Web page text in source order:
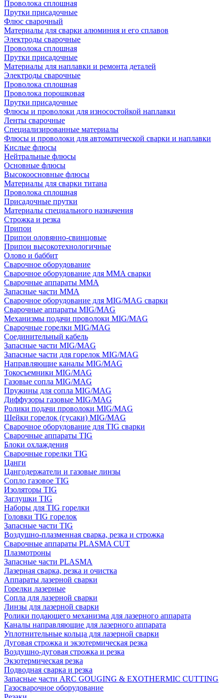
Проволока сплошная
Прутки присадочные
Флюс сварочный
Материалы для сварки алюминия и его сплавов
Электроды сварочные
Проволока сплошная
Прутки присадочные
Материалы для наплавки и ремонта деталей
Электроды сварочные
Проволока сплошная
Проволока порошковая
Прутки присадочные
Флюсы и проволоки для износостойкой наплавки
Ленты сварочные
Специализированные материалы
Флюсы и проволоки для автоматической сварки и наплавки
Кислые флюсы
Нейтральные флюсы
Основные флюсы
Высокоосновные флюсы
Материалы для сварки титана
Проволока сплошная
Присадочные прутки
Материалы специального назначения
Строжка и резка
Припои
Припои оловянно-свинцовые
Припои высокотехнологичные
Олово и баббит
Сварочное оборудование
Сварочное оборудование для MMA сварки
Сварочные аппараты MMA
Запасные части MMA
Сварочное оборудование для MIG/MAG сварки
Сварочные аппараты MIG/MAG
Механизмы подачи проволоки MIG/MAG
Сварочные горелки MIG/MAG
Соединительный кабель
Запасные части MIG/MAG
Запасные части для горелок MIG/MAG
Направляющие каналы MIG/MAG
Токосъемники MIG/MAG
Газовые сопла MIG/MAG
Пружины для сопла MIG/MAG
Диффузоры газовые MIG/MAG
Ролики подачи проволоки MIG/MAG
Шейки горелок (гусаки) MIG/MAG
Сварочное оборудование для TIG сварки
Сварочные аппараты TIG
Блоки охлаждения
Сварочные горелки TIG
Цанги
Цангодержатели и газовые линзы
Сопло газовое TIG
Изоляторы TIG
Заглушки TIG
Наборы для TIG горелки
Головки TIG горелок
Запасные части TIG
Воздушно-плазменная сварка, резка и строжка
Сварочные аппараты PLASMA CUT
Плазмотроны
Запасные части PLASMA
Лазерная сварка, резка и очистка
Аппараты лазерной сварки
Горелки лазерные
Сопла для лазерной сварки
Линзы для лазерной сварки
Ролики подающего механизма для лазерного аппарата
Каналы направляющие для лазерного аппарата
Уплотнительные кольца для лазерной сварки
Дуговая строжка и экзотермическая резка
Воздушно-дуговая строжка и резка
Экзотермическая резка
Подводная сварка и резка
Запасные части ARC GOUGING & EXOTHERMIC CUTTING
Газосварочное оборудование